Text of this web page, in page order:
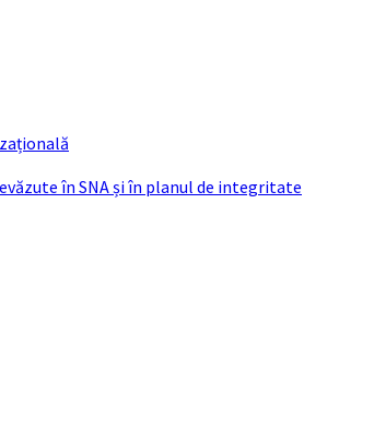
în SNA și în planul de integritate